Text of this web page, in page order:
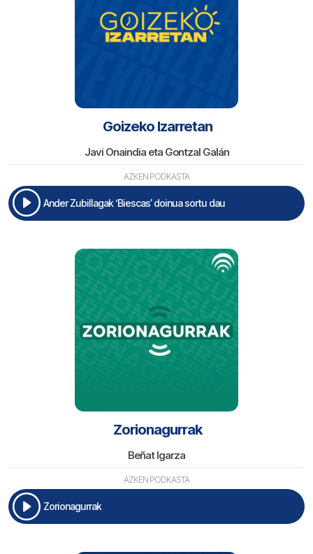
Goizeko Izarretan
Javi Onaindia eta Gontzal Galán
AZKEN PODKASTA
Ander Zubillagak ‘Biescas’ doinua sortu dau
Zorionagurrak
Beñat Igarza
AZKEN PODKASTA
Zorionagurrak